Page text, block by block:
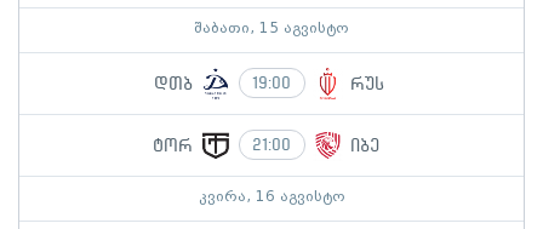
შაბათი, 15 აგვისტო
დთბ 19:00 რუს
ტორ 21:00 იბე
კვირა, 16 აგვისტო